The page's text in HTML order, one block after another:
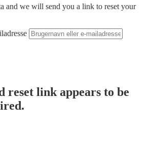
and we will send you a link to reset your
reset link appears to be